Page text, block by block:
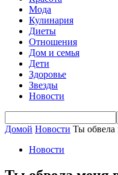
Мода
Кулинария
Диеты
Отношения
Дом и семья
Дети
Здоровье
Звезды
Новости
Домой Новости Ты обвела
Новости